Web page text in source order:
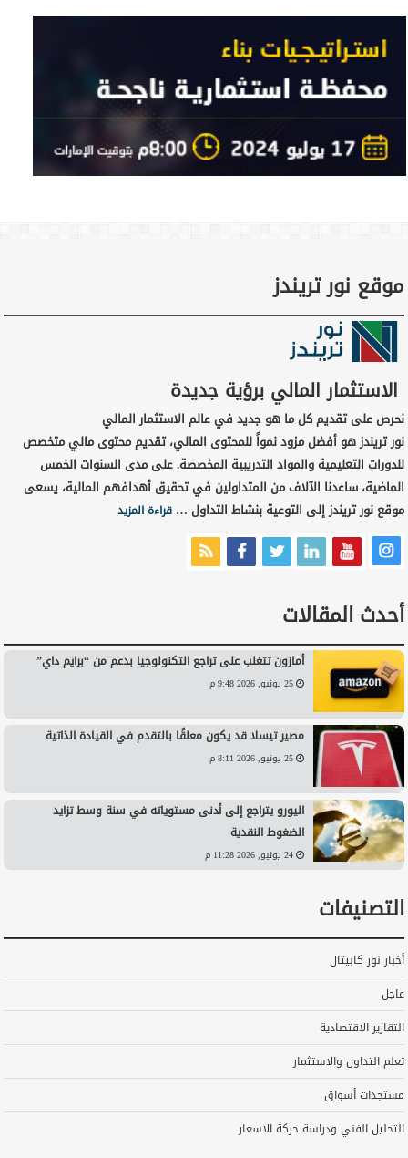
موقع نور تريندز
الاستثمار المالي برؤية جديدة
نحرص على تقديم كل ما هو جديد في عالم الاستثمار المالي
نور تريندز هو أفضل مزود نمواً للمحتوى المالي، تقديم محتوى مالي متخصص
للدورات التعليمية والمواد التدريبية المخصصة. على مدى السنوات الخمس
الماضية، ساعدنا الآلاف من المتداولين في تحقيق أهدافهم المالية، يسعى
موقع نور تريندز إلى التوعية بنشاط التداول …قراءة المزيد
أحدث المقالات
أمازون تتغلب على تراجع التكنولوجيا بدعم من “برايم داي”
25 يونيو, 2026 9:48 م
مصير تيسلا قد يكون معلقًا بالتقدم في القيادة الذاتية
25 يونيو, 2026 8:11 م
اليورو يتراجع إلى أدنى مستوياته في سنة وسط تزايد
الضغوط النقدية
24 يونيو, 2026 11:28 م
التصنيفات
أخبار نور كابيتال
عاجل
التقارير الاقتصادية
تعلم التداول والاستثمار
مستجدات أسواق
التحليل الفني ودراسة حركة الاسعار